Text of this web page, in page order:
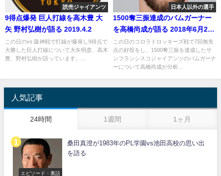
読売ジャイアンツ
9得点爆発 巨人打線を高木豊 大
矢 野村弘樹が語る 2019.4.2
この日のvs.阪神戦で打線が爆発し9得点で
大勝した巨人打線について大矢明彦、高木
豊、野村弘樹が語っています。...
日本人以外の選手
1500奪三振達成のバムガーナー
を高橋尚成が語る 2018年6月28
日
この日のコロラドロッキーズ戦で7回無失
点の好投をし、1500奪三振を達成したサ
ンフランシスコジャイアンツのバムガーナ
ーについて高橋尚成が分析...
人気記事
24時間 1週間 1ヶ月
エピソード・裏話
桑田真澄が1983年のPL学園vs池田高校の思い出
を語る